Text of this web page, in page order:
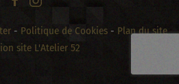
- Politique de Cookies - Plan du site
site L'Atelier 52